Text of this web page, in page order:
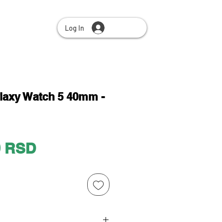
Log In
Watch 5 40mm -
RSDPrice